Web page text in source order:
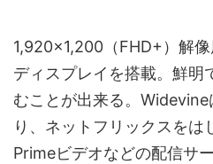
1,920×1,200（FHD+）解
ディスプレイを搭載。鮮明
むことが出来る。
り、ネットフリックスを
Primeビデオなどの配信サ